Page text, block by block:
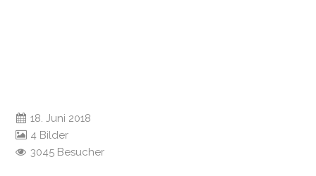
18. Juni 2018
4 Bilder
3045 Besucher